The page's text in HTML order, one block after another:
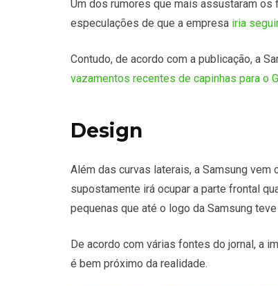
Um dos rumores que mais assustaram os
especulações de que a empresa iria
Contudo, de acordo com a publicação, a
vazamentos recentes de capinhas para o
Design
Além das curvas laterais, a Samsung vem
supostamente irá ocupar a parte frontal
pequenas que até o logo da Samsung
De acordo com várias fontes do jornal, a
é bem próximo da realidade.